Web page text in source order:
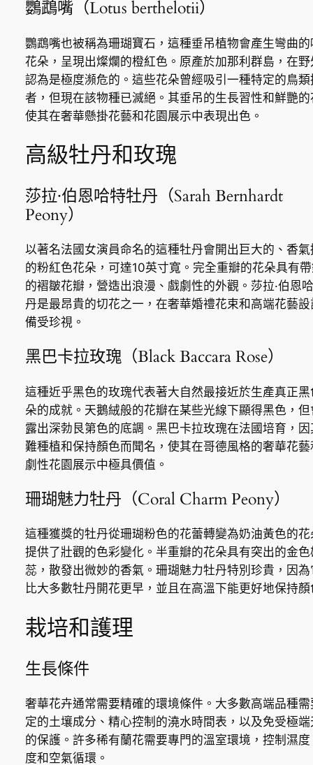
鸚鵡嘴（Lotus berthelotii）
鸚鵡嘴也被稱為珊瑚寶石，這種垂吊植物會產生彎曲的
花朵，呈現出燦爛的橙紅色。原產於加那利群島，在野
認為是極度瀕危的。這些花朵曾經吸引一種特定的鳥類
者，但現在該物種已滅絕。其垂吊的生長習性和鮮艷的
使其在奢華懸掛花藝和花園展示中表現出色。
高級牡丹和玫瑰
莎拉·伯恩哈特牡丹（Sarah Bernhardt
Peony）
以著名法國女演員命名的這種牡丹會開出巨大的、香氣
的粉紅色花朵，可達10英寸寬。完全重瓣的花朵具有
的褶皺花瓣，營造出浪漫、戲劇性的外觀。莎拉·伯恩
丹是最昂貴的切花之一，在奢華婚禮花束和高端花藝設
備受珍視。
黑巴卡拉玫瑰（Black Baccara Rose）
這種近乎黑色的玫瑰代表著大自然最接近於生產真正黑
朵的成就。天鵝絨般的花瓣在某些光線下顯得黑色，但
露出深勃艮第色的底調。黑巴卡拉玫瑰在法國培育，因
難種植和保持顏色而聞名，使其在哥德風格的奢華花藝
劇性花園展示中極具價值。
珊瑚魅力牡丹（Coral Charm Peony）
這種獲獎的牡丹從珊瑚粉色的花蕾轉變為奶油黃色的花
提供了壯觀的色彩變化。半重瓣的花朵具有突出的金色
蕊，散發出微妙的香氣。珊瑚魅力牡丹特別珍貴，因為
比大多數牡丹開花更早，並且在高溫下能更好地保持顏
栽培和護理
生長條件
奢華花卉通常需要精確的環境條件。大多數高端品種需
定的土壤成分、精心控制的澆水時間表，以及免受極端
的保護。許多稀有蘭花需要專門的溫室環境，控制濕度
度和空氣循環。